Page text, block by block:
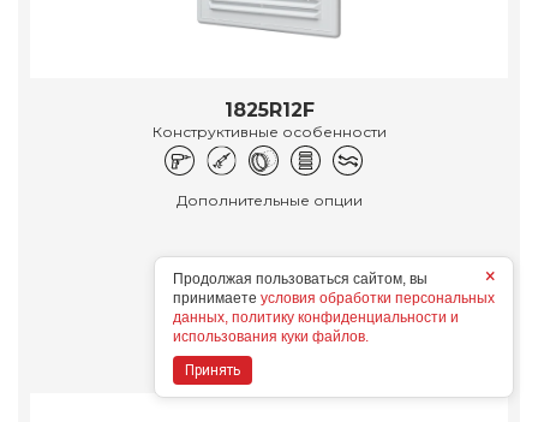
1825R12F
Конструктивные особенности
Дополнительные опции
Подробнее
×
Продолжая пользоваться сайтом, вы
принимаете условия обработки персональных
данных, политику конфиденциальности и
использования куки файлов.
Принять